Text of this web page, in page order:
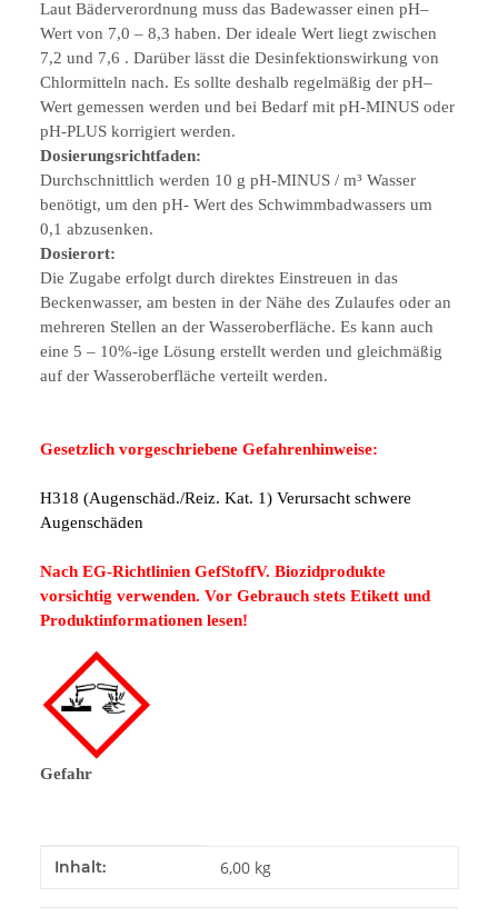
Laut Bäderverordnung muss das Badewasser einen pH–
Wert von 7,0 – 8,3 haben. Der ideale Wert liegt zwischen
7,2 und 7,6 . Darüber lässt die Desinfektionswirkung von
Chlormitteln nach. Es sollte deshalb regelmäßig der pH–
Wert gemessen werden und bei Bedarf mit pH-MINUS oder
pH-PLUS korrigiert werden.
Dosierungsrichtfaden:
Durchschnittlich werden 10 g pH-MINUS / m³ Wasser
benötigt, um den pH- Wert des Schwimmbadwassers um
0,1 abzusenken.
Dosierort:
Die Zugabe erfolgt durch direktes Einstreuen in das
Beckenwasser, am besten in der Nähe des Zulaufes oder an
mehreren Stellen an der Wasseroberfläche. Es kann auch
eine 5 – 10%-ige Lösung erstellt werden und gleichmäßig
auf der Wasseroberfläche verteilt werden.
Gesetzlich vorgeschriebene Gefahrenhinweise:
H318 (Augenschäd./Reiz. Kat. 1) Verursacht schwere
Augenschäden
Nach EG-Richtlinien GefStoffV. Biozidprodukte
vorsichtig verwenden. Vor Gebrauch stets Etikett und
Produktinformationen lesen!
Gefahr
Produkteigenschaft
Wert
Inhalt: 6,00 kg